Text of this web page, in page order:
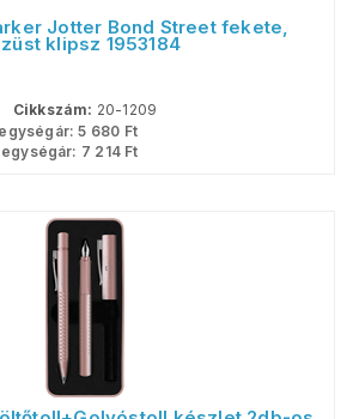
Jotter Bond Street fekete,
klipsz 1953184
Cikkszám: 20-1209
5 680 Ft
7 214Ft